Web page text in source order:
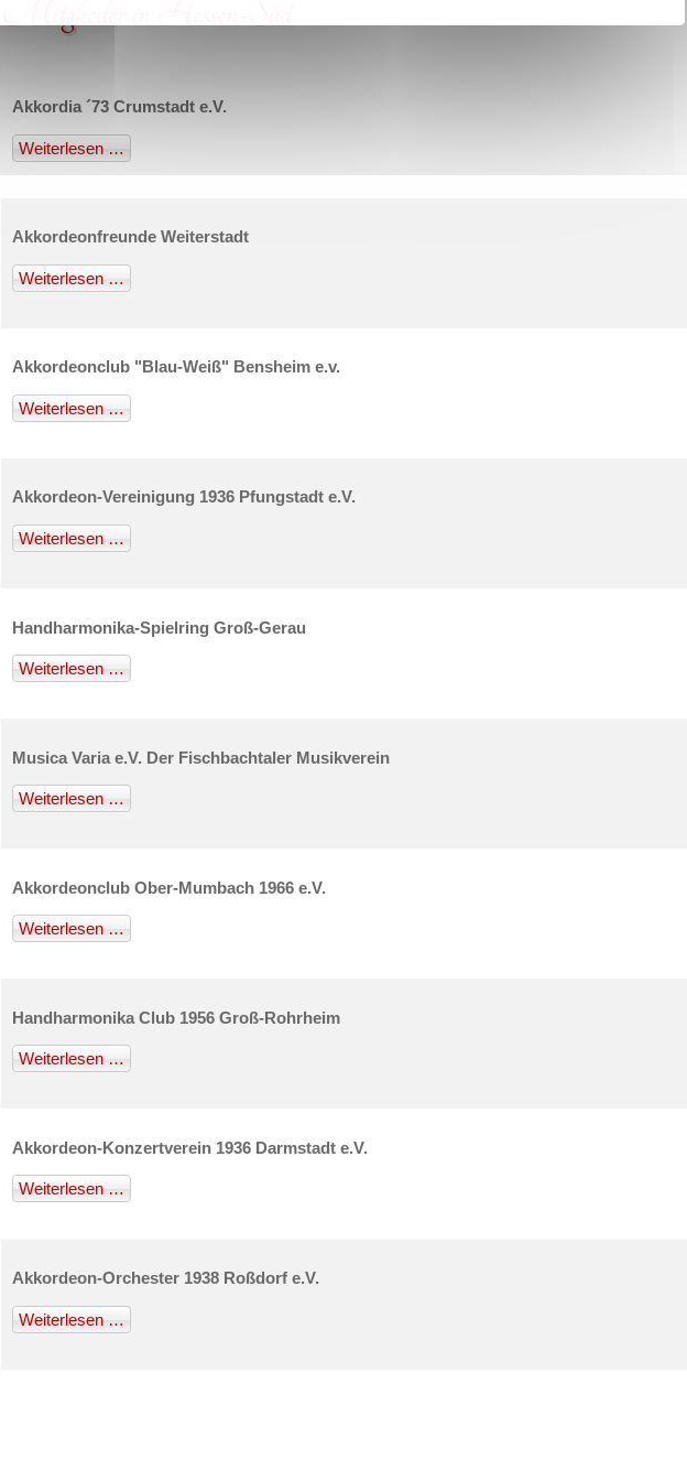
Mitglieder in Hessen-Süd
Akkordia ´73 Crumstadt e.V.
Weiterlesen …
Akkordeonfreunde Weiterstadt
Weiterlesen …
Akkordeonclub "Blau-Weiß" Bensheim e.v.
Weiterlesen …
Akkordeon-Vereinigung 1936 Pfungstadt e.V.
Weiterlesen …
Handharmonika-Spielring Groß-Gerau
Weiterlesen …
Musica Varia e.V. Der Fischbachtaler Musikverein
Weiterlesen …
Akkordeonclub Ober-Mumbach 1966 e.V.
Weiterlesen …
Handharmonika Club 1956 Groß-Rohrheim
Weiterlesen …
Akkordeon-Konzertverein 1936 Darmstadt e.V.
Weiterlesen …
Akkordeon-Orchester 1938 Roßdorf e.V.
Weiterlesen …